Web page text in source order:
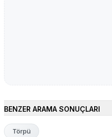
BENZER ARAMA SONUÇLARI
Törpü